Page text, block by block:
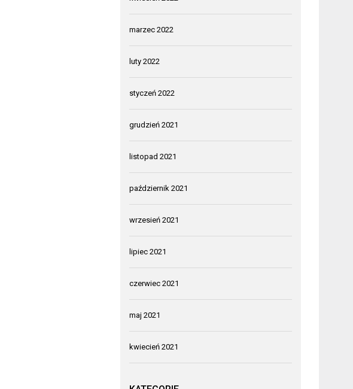
marzec 2022
luty 2022
styczeń 2022
grudzień 2021
listopad 2021
październik 2021
wrzesień 2021
lipiec 2021
czerwiec 2021
maj 2021
kwiecień 2021